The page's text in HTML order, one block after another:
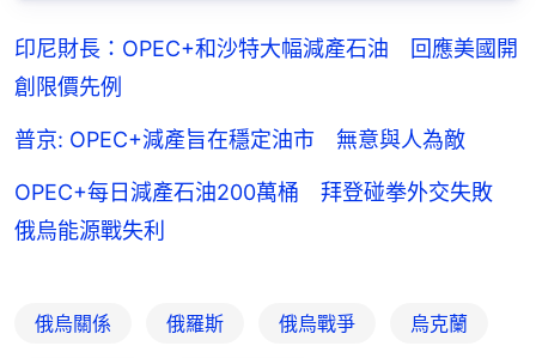
印尼財長：OPEC+和沙特大幅減產石油 回應美國開
創限價先例
普京: OPEC+減產旨在穩定油市 無意與人為敵
OPEC+每日減產石油200萬桶 拜登碰拳外交失敗
俄烏能源戰失利
俄烏關係 俄羅斯 俄烏戰爭 烏克蘭